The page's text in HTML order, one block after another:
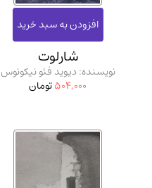
شارلوت
نویسنده: دیوید فئو نیکونوس
504,000تومان